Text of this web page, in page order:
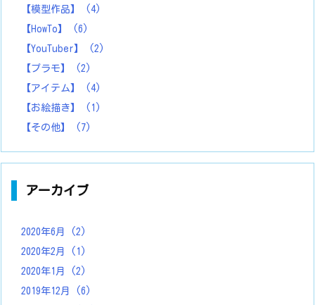
【模型作品】
(4)
【HowTo】
(6)
【YouTuber】
(2)
【プラモ】
(2)
【アイテム】
(4)
【お絵描き】
(1)
【その他】
(7)
アーカイブ
2020年6月
(2)
2020年2月
(1)
2020年1月
(2)
2019年12月
(6)